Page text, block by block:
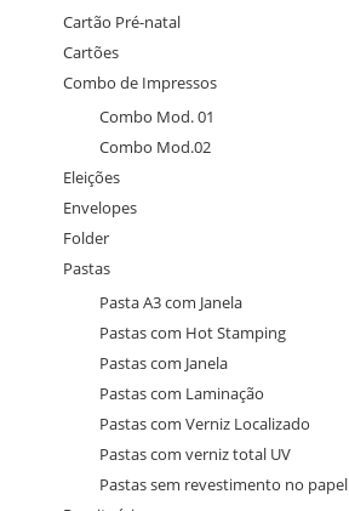
Cartão Pré-natal
Cartões
Combo de Impressos
Combo Mod. 01
Combo Mod.02
Eleições
Envelopes
Folder
Pastas
Pasta A3 com Janela
Pastas com Hot Stamping
Pastas com Janela
Pastas com Laminação
Pastas com Verniz Localizado
Pastas com verniz total UV
Pastas sem revestimento no papel